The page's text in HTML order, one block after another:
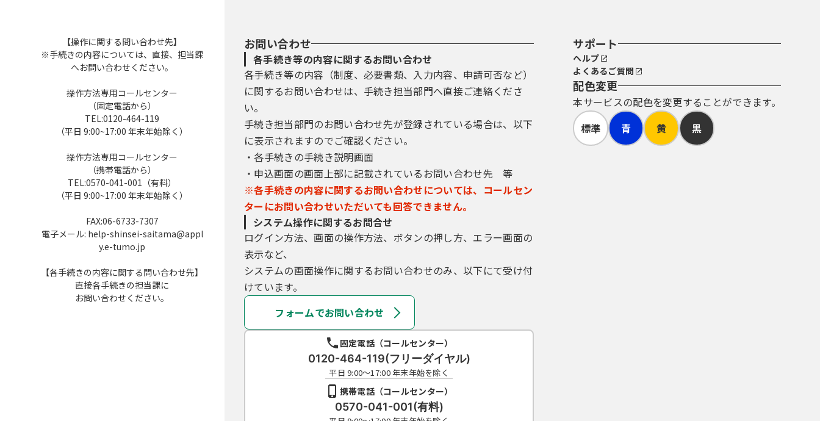
【操作に関する問い合わせ先】
※手続きの内容については、直接、担当課
へお問い合わせください。
操作方法専用コールセンター
（固定電話から）
TEL:0120-464-119
（平日 9:00~17:00 年末年始除く）
操作方法専用コールセンター
（携帯電話から）
TEL:0570-041-001（有料）
（平日 9:00~17:00 年末年始除く）
FAX:06-6733-7307
電子メール: help-shinsei-saitama@appl
y.e-tumo.jp
【各手続きの内容に関する問い合わせ先】
直接各手続きの担当課に
お問い合わせください。
お問い合わせ
各手続き等の内容に関するお問い合わせ
各手続き等の内容（制度、必要書類、入力内容、申請可否など）
に関するお問い合わせは、手続き担当部門へ直接ご連絡くださ
い。
手続き担当部門のお問い合わせ先が登録されている場合は、以下
に表示されますのでご確認ください。
・各手続きの手続き説明画面
・申込画面の画面上部に記載されているお問い合わせ先 等
※各手続きの内容に関するお問い合わせについては、コールセン
ターにお問い合わせいただいても回答できません。
システム操作に関するお問合せ
ログイン方法、画面の操作方法、ボタンの押し方、エラー画面の
表示など、
システムの画面操作に関するお問い合わせのみ、以下にて受け付
けています。
フォームでお問い合わせ
固定電話（コールセンター）
0120-464-119(フリーダイヤル)
平日 9:00～17:00 年末年始を除く
携帯電話（コールセンター）
0570-041-001(有料)
サポート
ヘルプ
よくあるご質問
配色変更
本サービスの配色を変更することができます。
標準
青 黄 黒